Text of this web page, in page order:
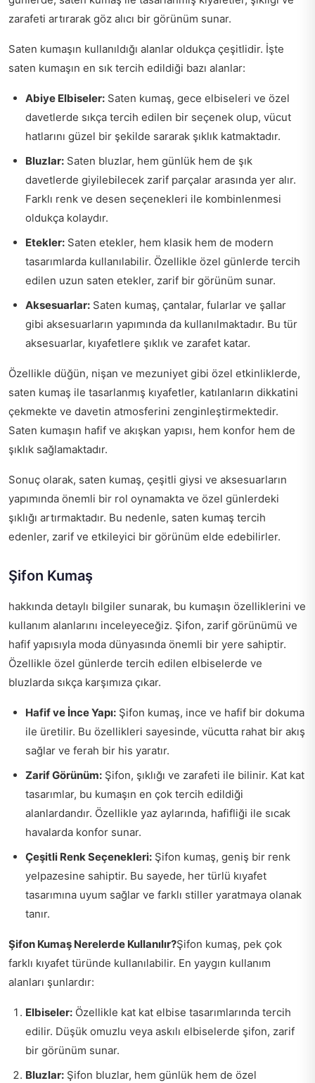
zarafeti artırarak göz alıcı bir görünüm sunar.
Saten kumaşın kullanıldığı alanlar oldukça çeşitlidir. İşte
saten kumaşın en sık tercih edildiği bazı alanlar:
Abiye Elbiseler: Saten kumaş, gece elbiseleri ve özel
davetlerde sıkça tercih edilen bir seçenek olup, vücut
hatlarını güzel bir şekilde sararak şıklık katmaktadır.
Bluzlar: Saten bluzlar, hem günlük hem de şık
davetlerde giyilebilecek zarif parçalar arasında yer alır.
Farklı renk ve desen seçenekleri ile kombinlenmesi
oldukça kolaydır.
Etekler: Saten etekler, hem klasik hem de modern
tasarımlarda kullanılabilir. Özellikle özel günlerde tercih
edilen uzun saten etekler, zarif bir görünüm sunar.
Aksesuarlar: Saten kumaş, çantalar, fularlar ve şallar
gibi aksesuarların yapımında da kullanılmaktadır. Bu tür
aksesuarlar, kıyafetlere şıklık ve zarafet katar.
Özellikle düğün, nişan ve mezuniyet gibi özel etkinliklerde,
saten kumaş ile tasarlanmış kıyafetler, katılanların dikkatini
çekmekte ve davetin atmosferini zenginleştirmektedir.
Saten kumaşın hafif ve akışkan yapısı, hem konfor hem de
şıklık sağlamaktadır.
Sonuç olarak, saten kumaş, çeşitli giysi ve aksesuarların
yapımında önemli bir rol oynamakta ve özel günlerdeki
şıklığı artırmaktadır. Bu nedenle, saten kumaş tercih
edenler, zarif ve etkileyici bir görünüm elde edebilirler.
Şifon Kumaş
hakkında detaylı bilgiler sunarak, bu kumaşın özelliklerini ve
kullanım alanlarını inceleyeceğiz. Şifon, zarif görünümü ve
hafif yapısıyla moda dünyasında önemli bir yere sahiptir.
Özellikle özel günlerde tercih edilen elbiselerde ve
bluzlarda sıkça karşımıza çıkar.
Hafif ve İnce Yapı: Şifon kumaş, ince ve hafif bir dokuma
ile üretilir. Bu özellikleri sayesinde, vücutta rahat bir akış
sağlar ve ferah bir his yaratır.
Zarif Görünüm: Şifon, şıklığı ve zarafeti ile bilinir. Kat kat
tasarımlar, bu kumaşın en çok tercih edildiği
alanlardandır. Özellikle yaz aylarında, hafifliği ile sıcak
havalarda konfor sunar.
Çeşitli Renk Seçenekleri: Şifon kumaş, geniş bir renk
yelpazesine sahiptir. Bu sayede, her türlü kıyafet
tasarımına uyum sağlar ve farklı stiller yaratmaya olanak
tanır.
Şifon Kumaş Nerelerde Kullanılır?Şifon kumaş, pek çok
farklı kıyafet türünde kullanılabilir. En yaygın kullanım
alanları şunlardır:
Elbiseler: Özellikle kat kat elbise tasarımlarında tercih
edilir. Düşük omuzlu veya askılı elbiselerde şifon, zarif
bir görünüm sunar.
Bluzlar: Şifon bluzlar, hem günlük hem de özel